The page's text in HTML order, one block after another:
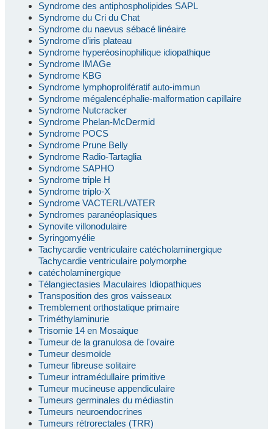
Syndrome des antiphospholipides SAPL
Syndrome du Cri du Chat
Syndrome du naevus sébacé linéaire
Syndrome d’iris plateau
Syndrome hyperéosinophilique idiopathique
Syndrome IMAGe
Syndrome KBG
Syndrome lymphoprolifératif auto-immun
Syndrome mégalencéphalie-malformation capillaire
Syndrome Nutcracker
Syndrome Phelan-McDermid
Syndrome POCS
Syndrome Prune Belly
Syndrome Radio-Tartaglia
Syndrome SAPHO
Syndrome triple H
Syndrome triplo-X
Syndrome VACTERL/VATER
Syndromes paranéoplasiques
Synovite villonodulaire
Syringomyélie
Tachycardie ventriculaire catécholaminergique
Tachycardie ventriculaire polymorphe
catécholaminergique
Télangiectasies Maculaires Idiopathiques
Transposition des gros vaisseaux
Tremblement orthostatique primaire
Triméthylaminurie
Trisomie 14 en Mosaique
Tumeur de la granulosa de l'ovaire
Tumeur desmoïde
Tumeur fibreuse solitaire
Tumeur intramédullaire primitive
Tumeur mucineuse appendiculaire
Tumeurs germinales du médiastin
Tumeurs neuroendocrines
Tumeurs rétrorectales (TRR)